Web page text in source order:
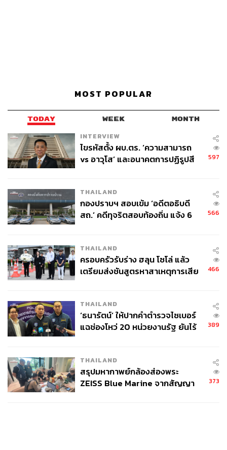
MOST POPULAR
TODAY WEEK MONTH
INTERVIEW
ไขรหัสตั้ง ผบ.ตร. ‘ความสามารถ
vs อาวุโส’ และอนาคตการปฏิรูปสี
597
THAILAND
กองปราบฯ สอบเข้ม ‘อดีตอธิบดี
สถ.’ คดีทุจริตสอบท้องถิ่น แจ้ง 6
566
THAILAND
ครอบครัวรับร่าง ฮลุน โซโล่ แล้ว
เตรียมส่งชันสูตรหาสาเหตุการเสีย
466
THAILAND
‘ธนารัตน์’ ให้ปากคำตำรวจไซเบอร์
แฉช่องโหว่ 20 หน่วยงานรัฐ ยันไร้
389
THAILAND
สรุปมหากาพย์กล้องส่องพระ
ZEISS Blue Marine จากสัญญา
373